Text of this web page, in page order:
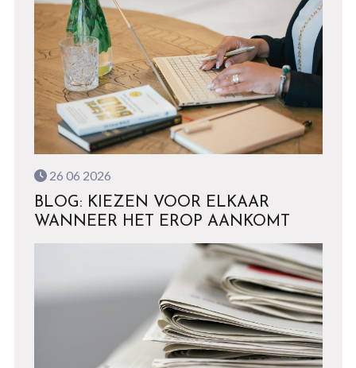
26 06 2026
BLOG: KIEZEN VOOR ELKAAR
WANNEER HET EROP AANKOMT